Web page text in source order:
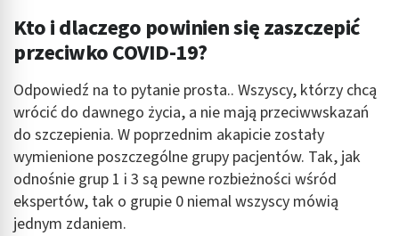
Kto i dlaczego powinien się zaszczepić
przeciwko COVID-19?
Odpowiedź na to pytanie prosta.. Wszyscy, którzy chcą
wrócić do dawnego życia, a nie mają przeciwwskazań
do szczepienia. W poprzednim akapicie zostały
wymienione poszczególne grupy pacjentów. Tak, jak
odnośnie grup 1 i 3 są pewne rozbieżności wśród
ekspertów, tak o grupie 0 niemal wszyscy mówią
jednym zdaniem.